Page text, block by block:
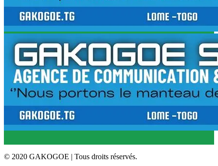
© 2020 GAKOGOE | Tous droits réservés.